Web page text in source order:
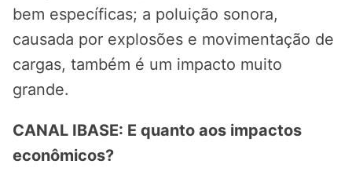
bem específicas; a poluição sonora,
causada por explosões e movimentação de
cargas, também é um impacto muito
grande.
CANAL IBASE: E quanto aos impactos
econômicos?